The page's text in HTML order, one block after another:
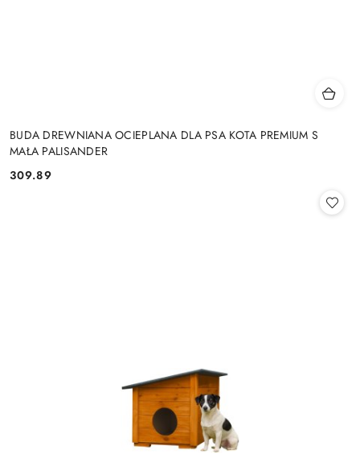
BUDA DREWNIANA OCIEPLANA DLA PSA KOTA PREMIUM S
MAŁA PALISANDER
Cena:
309.89